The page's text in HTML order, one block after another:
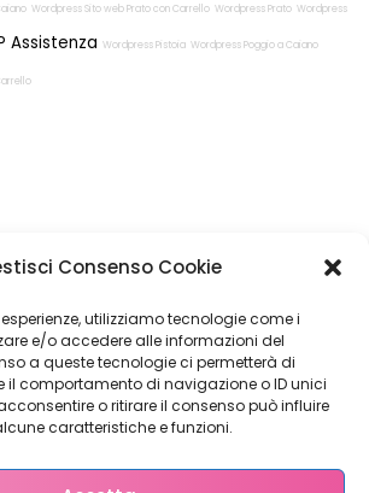
Consenso Cookie
utilizziamo tecnologie come i
e/o accedere alle informazioni del
a queste tecnologie ci permetterà di
il comportamento di navigazione o ID unici
o ritirare il consenso può influire
caratteristiche e funzioni.
Wordpress Sito web Prato con Carrello Wordpress Prato Wordpress
Assistenza Wordpress Pistoia Wordpress Poggio a Caiano
Aiutarti?